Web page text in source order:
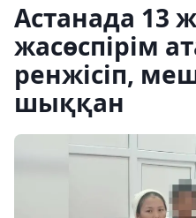
Астанада 13
жасөспірім
ренжісіп,
шыққан